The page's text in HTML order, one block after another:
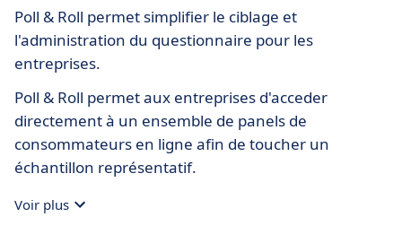
Poll & Roll permet simplifier le ciblage et
l'administration du questionnaire pour les
entreprises.
Poll & Roll permet aux entreprises d'acceder
directement à un ensemble de panels de
consommateurs en ligne afin de toucher un
échantillon représentatif.
Voir plus